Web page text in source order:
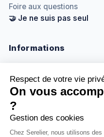
Foire aux questions
🤝 Je ne suis pas seul
Informations
Méthodologie & sources
Politique de confidentialité
Mentions légales
Gestion des cookies